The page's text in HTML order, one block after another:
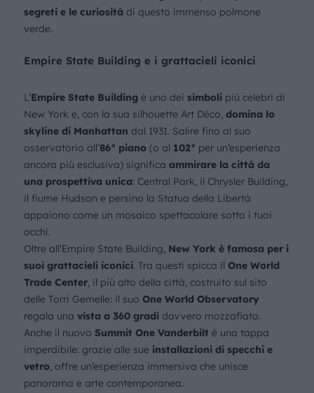
segreti e le curiosità di questo immenso polmone
verde.
Empire State Building e i grattacieli iconici
L’Empire State Buildingè uno dei simboli più celebri di
New York e, con la sua silhouette Art Déco, domina lo
skyline di Manhattan dal 1931. Salire fino al suo
osservatorio all’86° piano(o al 102° per un’esperienza
ancora più esclusiva) significa ammirare la città da
una prospettiva unica: Central Park, il Chrysler Building,
il fiume Hudson e persino la Statua della Libertà
appaiono come un mosaico spettacolare sotto i tuoi
occhi.
Oltre all’Empire State Building, New York è famosa per i
suoi grattacieli iconici. Tra questi spicca il One World
Trade Center, il più alto della città, costruito sul sito
delle Torri Gemelle: il suo One World Observatory
regala una vista a 360 gradidavvero mozzafiato.
Anche il nuovo Summit One Vanderbilt è una tappa
imperdibile: grazie alle sue installazioni di specchi e
vetro, offre un’esperienza immersiva che unisce
panorama e arte contemporanea.